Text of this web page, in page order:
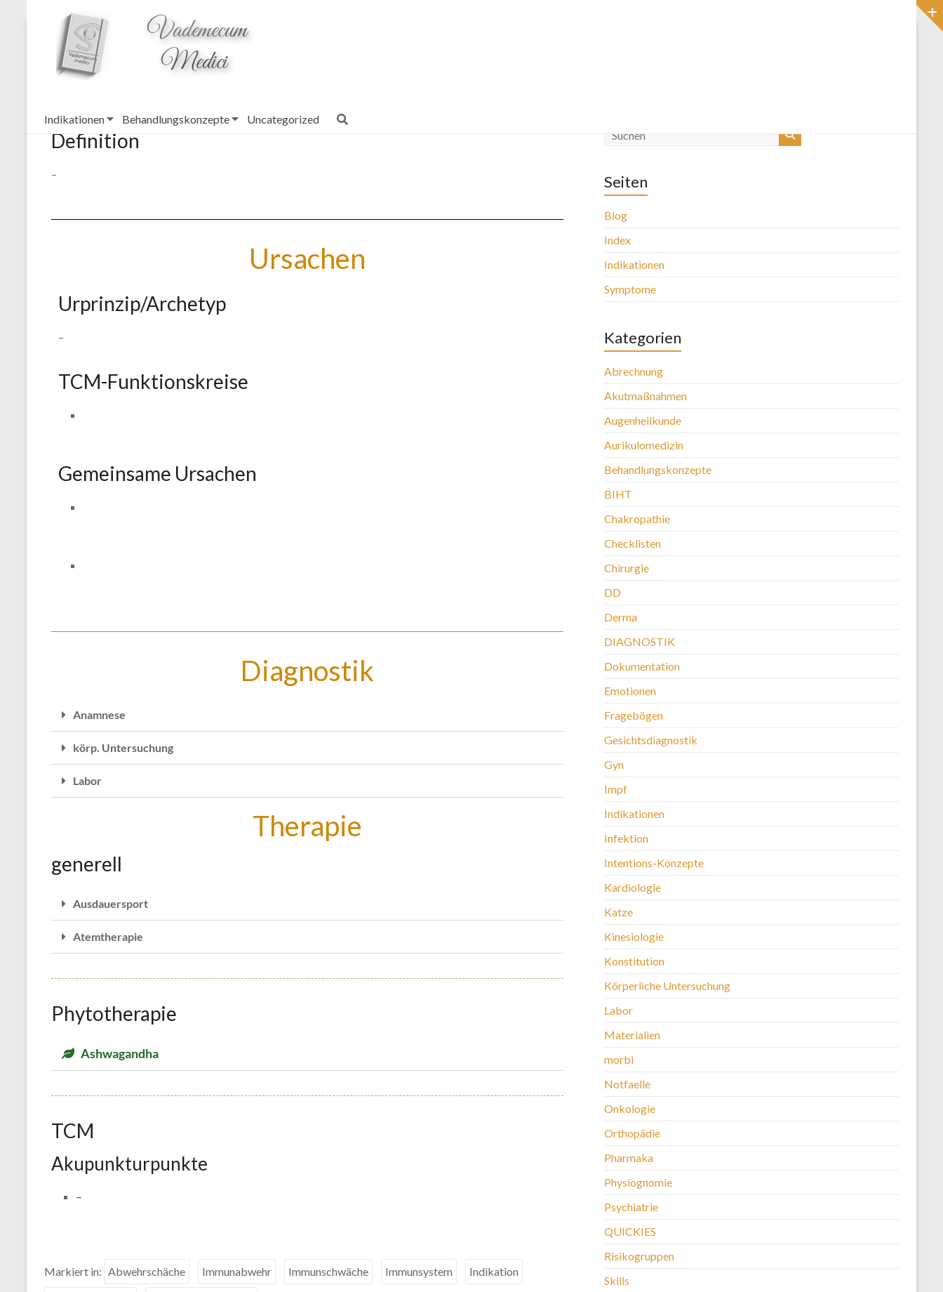
topheader
Indikationen Behandlungskonzepte Uncategorized
Infektanfälligkeit – Abwehrschäche
Definition
–
Ursachen
Urprinzip/Archetyp
–
TCM-Funktionskreise
Gemeinsame Ursachen
Diagnostik
Anamnese
körp. Untersuchung
Labor
Therapie
generell
Ausdauersport
Atemtherapie
Phytotherapie
Ashwagandha
TCM
Akupunkturpunkte
–
Markiert in: Abwehrschäche Immunabwehr Immunschwäche Immunsystem Indikation
Seiten
Blog
Index
Indikationen
Symptome
Kategorien
Abrechnung
Akutmaßnahmen
Augenheilkunde
Aurikulomedizin
Behandlungskonzepte
BIHT
Chakropathie
Checklisten
Chirurgie
DD
Derma
DIAGNOSTIK
Dokumentation
Emotionen
Fragebögen
Gesichtsdiagnostik
Gyn
Impf
Indikationen
Infektion
Intentions-Konzepte
Kardiologie
Katze
Kinesiologie
Konstitution
Körperliche Untersuchung
Labor
Materialien
morbi
Notfaelle
Onkologie
Orthopädie
Pharmaka
Physiognomie
Psychiatrie
QUICKIES
Risikogruppen
Skills